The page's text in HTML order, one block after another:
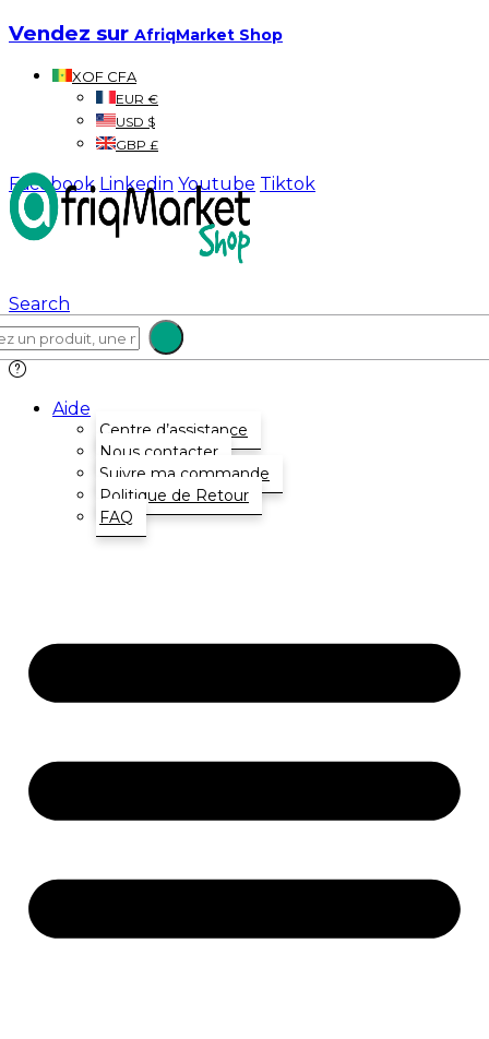
Vendez sur AfriqMarket Shop
XOF CFA
EUR €
USD $
GBP £
Facebook Linkedin Youtube Tiktok
Search
Aide
Centre d’assistance
Nous contacter
Suivre ma commande
Politique de Retour
FAQ